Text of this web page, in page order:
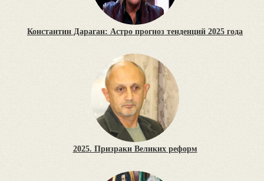
Константин Дараган: Астро прогноз тенденций 2025 года
2025. Призраки Великих реформ